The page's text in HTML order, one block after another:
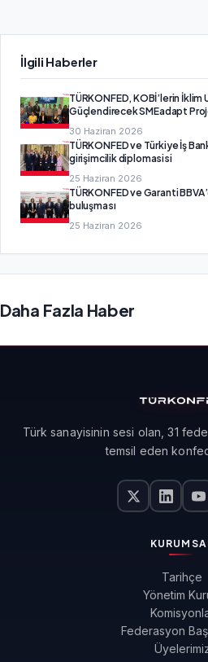
İlgili Haberler
TÜRKONFED, KOBİ’lerin
Güçlendirecek SMEadapt
30 Haziran 2026
TÜRKONFED ve Türkiye İş
girişimcilik diplomasisi
25 Haziran 2026
TÜRKONFED ve Garanti BBVA’dan Ankara’da ikiz
buluşması
25 Haziran 2026
Daha Fazla Haber
Türk sanayisinin sesi olan, 31
temsil eden
Tarihçe
Yönetim
Federasyon